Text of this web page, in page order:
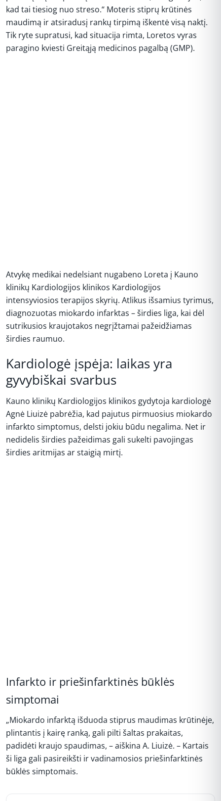
kad tai tiesiog nuo streso.“ Moteris stiprų krūtinės
maudimą ir atsiradusį rankų tirpimą iškentė visą naktį.
Tik ryte supratusi, kad situacija rimta, Loretos vyras
paragino kviesti Greitąją medicinos pagalbą (GMP).
Atvykę medikai nedelsiant nugabeno Loreta į Kauno
klinikų Kardiologijos klinikos Kardiologijos
intensyviosios terapijos skyrių. Atlikus išsamius tyrimus,
diagnozuotas miokardo infarktas – širdies liga, kai dėl
sutrikusios kraujotakos negrįžtamai pažeidžiamas
širdies raumuo.
Kardiologė įspėja: laikas yra
gyvybiškai svarbus
Kauno klinikų Kardiologijos klinikos gydytoja kardiologė
Agnė Liuizė pabrėžia, kad pajutus pirmuosius miokardo
infarkto simptomus, delsti jokiu būdu negalima. Net ir
nedidelis širdies pažeidimas gali sukelti pavojingas
širdies aritmijas ar staigią mirtį.
Infarkto ir priešinfarktinės būklės
simptomai
„Miokardo infarktą išduoda stiprus maudimas krūtinėje,
plintantis į kairę ranką, gali pilti šaltas prakaitas,
padidėti kraujo spaudimas, – aiškina A. Liuizė. – Kartais
ši liga gali pasireikšti ir vadinamosios priešinfarktinės
būklės simptomais.